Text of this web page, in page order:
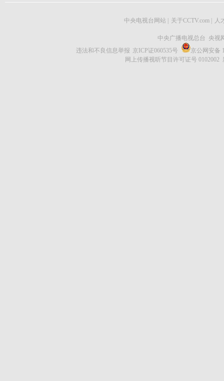
中央电视台网站 关于CCTV.com 人
中央广播电视总台 央视
违法和不良信息举报 京ICP证060535号
京公网安备
网上传播视听节目许可证号 0102002